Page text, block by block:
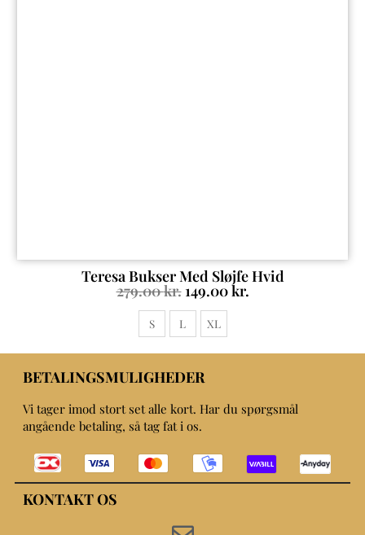
Teresa Bukser Med Sløjfe Hvid
279.00kr.149.00kr.
S L XL
BETALINGSMULIGHEDER
Vi tager imod stort set alle kort. Har du spørgsmål
angående betaling, så tag fat i os.
KONTAKT OS